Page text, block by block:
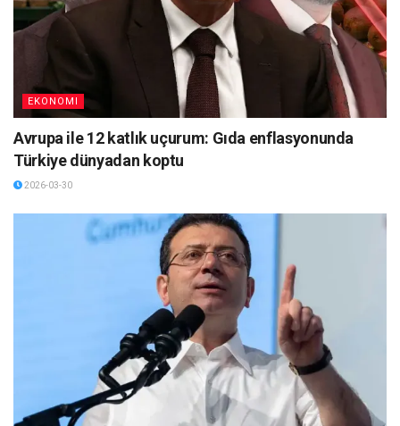
EKONOMI
Avrupa ile 12 katlık uçurum: Gıda enflasyonunda
Türkiye dünyadan koptu
2026-03-30